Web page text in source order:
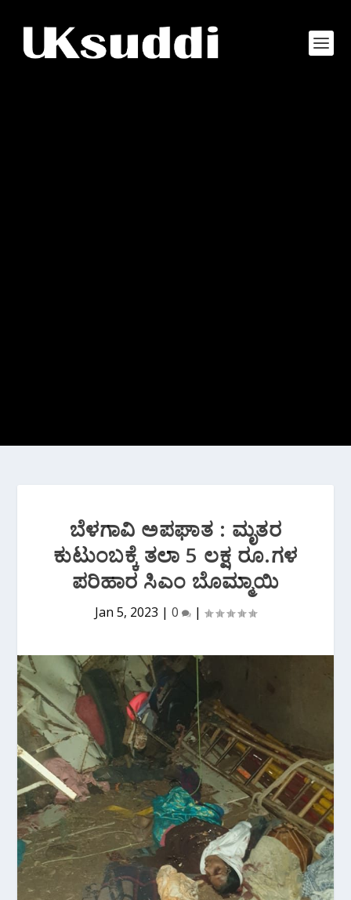
ಬೆಳಗಾವಿ ಅಪಘಾತ : ಮೃತರ
ಕುಟುಂಬಕ್ಕೆ ತಲಾ 5 ಲಕ್ಷ ರೂ.ಗಳ
ಪರಿಹಾರ ಸಿಎಂ ಬೊಮ್ಮಾಯಿ
Jan 5, 2023 | 0 |